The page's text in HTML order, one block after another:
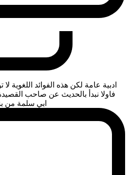
ادبية عامة لكن هذه الفوائد اللغوية
فاولا نبدأ بالحديث عن صاحب
ابي سلمة من